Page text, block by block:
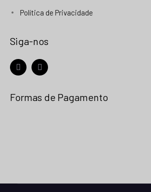
Política de Privacidade
Siga-nos
Formas de Pagamento